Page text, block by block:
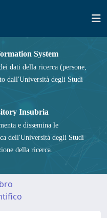
System
dati della ricerca (persone,
dall'Università degli Studi
Insubria
e dissemina le
dell'Università degli Studi
della ricerca.